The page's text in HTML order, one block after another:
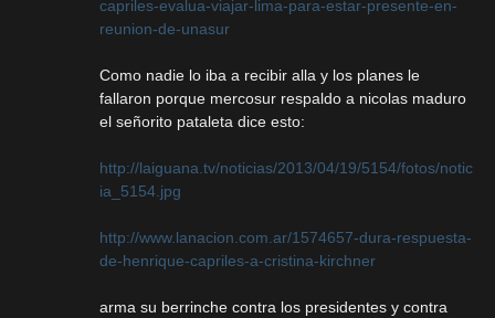
capriles-evalua-viajar-lima-para-estar-presente-en-
reunion-de-unasur
Como nadie lo iba a recibir alla y los planes le
fallaron porque mercosur respaldo a nicolas maduro
el señorito pataleta dice esto:
http://laiguana.tv/noticias/2013/04/19/5154/fotos/notic
ia_5154.jpg
http://www.lanacion.com.ar/1574657-dura-respuesta-
de-henrique-capriles-a-cristina-kirchner
arma su berrinche contra los presidentes y contra